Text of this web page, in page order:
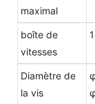
maximal
boîte de
vitesses
Diamètre de
la vis